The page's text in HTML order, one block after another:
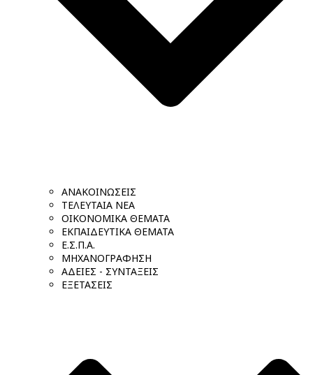
ΑΝΑΚΟΙΝΩΣΕΙΣ
ΤΕΛΕΥΤΑΙΑ ΝΕΑ
ΟΙΚΟΝΟΜΙΚΑ ΘΕΜΑΤΑ
ΕΚΠΑΙΔΕΥΤΙΚΑ ΘΕΜΑΤΑ
Ε.Σ.Π.Α.
ΜΗΧΑΝΟΓΡΑΦΗΣΗ
ΑΔΕΙΕΣ - ΣΥΝΤΑΞΕΙΣ
ΕΞΕΤΑΣΕΙΣ